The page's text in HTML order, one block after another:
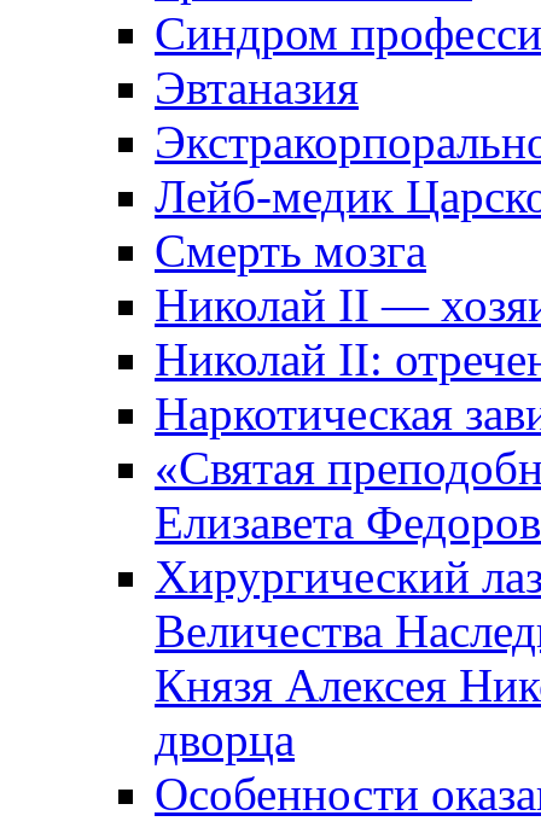
Синдром
Эвтаназия
Лейб-медик
Смерть мозга
Николай II —
Николай II:
Наркотическая
«Святая
Елизавета
Хирургический
Величества
Князя Алексея
дворца
Особенности